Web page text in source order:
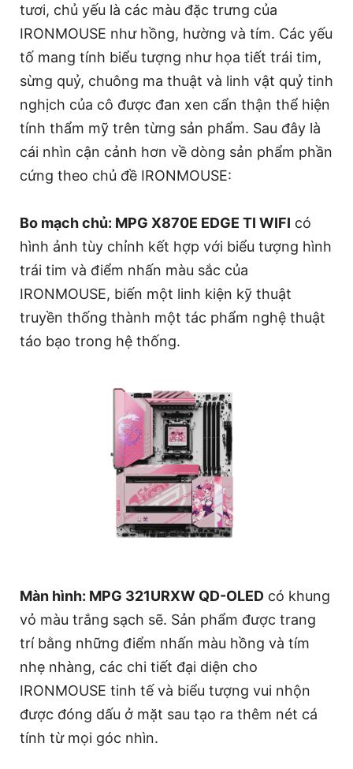
tươi, chủ yếu là các màu đặc trưng của
IRONMOUSE như hồng, hường và tím. Các yếu
tố mang tính biểu tượng như họa tiết trái tim,
sừng quỷ, chuông ma thuật và linh vật quỷ tinh
nghịch của cô được đan xen cẩn thận thể hiện
tính thẩm mỹ trên từng sản phẩm. Sau đây là
cái nhìn cận cảnh hơn về dòng sản phẩm phần
cứng theo chủ đề IRONMOUSE:
Bo mạch chủ: MPG X870E EDGE TI WIFI có
hình ảnh tùy chỉnh kết hợp với biểu tượng hình
trái tim và điểm nhấn màu sắc của
IRONMOUSE, biến một linh kiện kỹ thuật
truyền thống thành một tác phẩm nghệ thuật
táo bạo trong hệ thống.
Màn hình: MPG 321URXW QD-OLED có khung
vỏ màu trắng sạch sẽ. Sản phẩm được trang
trí bằng những điểm nhấn màu hồng và tím
nhẹ nhàng, các chi tiết đại diện cho
IRONMOUSE tinh tế và biểu tượng vui nhộn
được đóng dấu ở mặt sau tạo ra thêm nét cá
tính từ mọi góc nhìn.